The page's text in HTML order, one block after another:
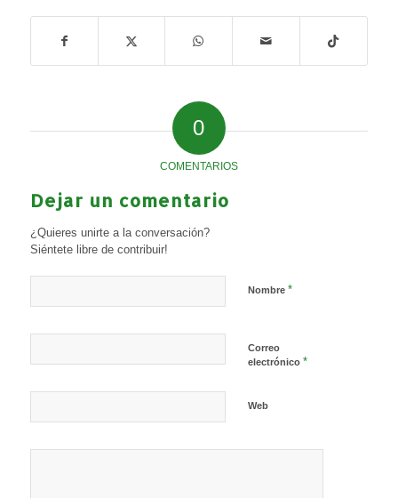
0
COMENTARIOS
Dejar un comentario
¿Quieres unirte a la conversación?
Siéntete libre de contribuir!
Nombre *
Correo
electrónico *
Web